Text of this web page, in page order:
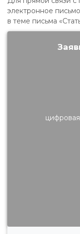
электронное
в теме письма